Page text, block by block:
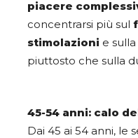
piacere
concentrarsi più sul
stimolazioni e sulla
piuttosto che sulla
45-54 anni: calo
Dai 45 ai 54 anni, le